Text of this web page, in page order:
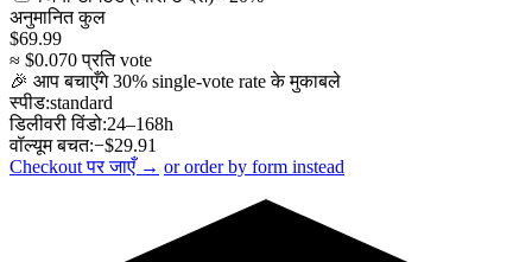
अनुमानित कुल
$69.99
≈ $0.070प्रति vote
🎉 आप बचाएँगे30% single-vote rate के मुकाबले
स्पीड:standard
डिलीवरी विंडो:24–168h
वॉल्यूम बचत:−$29.91
Checkout पर जाएँ → or order by form instead